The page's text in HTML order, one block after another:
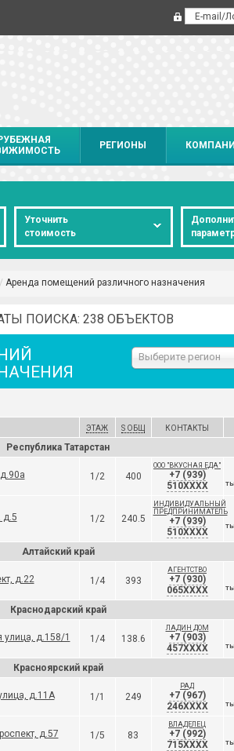
РЕГИОНЫ
Уточнить
стоимость
/ Аренда помещений различного назначения
ПОИСКА: 238 ОБЪЕКТОВ
Выберите регион
ЭТАЖ S ОБЩ КОНТАКТЫ
Республика Татарстан
1/2 400
ООО "ВКУСНАЯ ЕДА"
+7 (939)
510XXXX
д.5 1/2 240.5
ИНДИВИДУАЛЬНЫЙ
ПРЕДПРИНИМАТЕЛЬ
+7 (939)
510XXXX
Алтайский край
д.22 1/4 393
АГЕНТСТВО
+7 (930)
065XXXX
Краснодарский край
улица, д.158/1 1/4 138.6
ЛАДИН ДОМ
+7 (903)
457XXXX
Красноярский край
д.11А 1/1 249
РАД
+7 (967)
246XXXX
д.57 1/5 83
ВЛАДЕЛЕЦ
+7 (992)
715XXXX